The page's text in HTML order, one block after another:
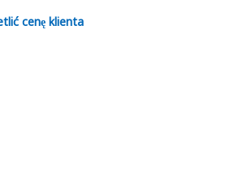
cenę klienta